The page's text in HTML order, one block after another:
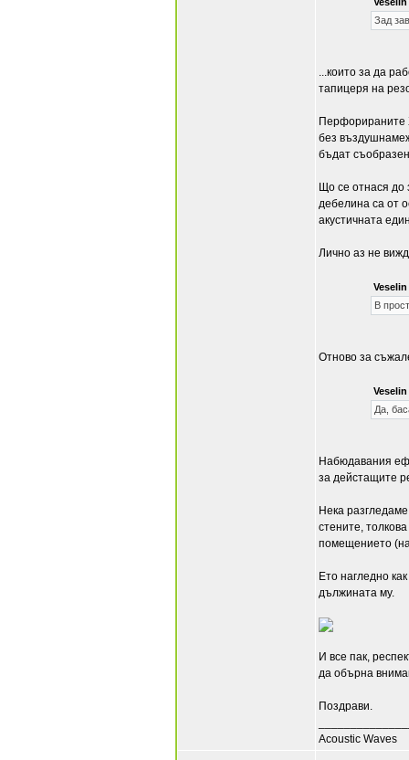
Зад
...които за да
тапицеря на
Перфорираните
без
бъдат
Що се отнася до
дебелина са от
акустичната
Лично аз не
В
Отново за
Да,
Набюдавания
за дейстащите
Нека
стените,
помещението
Ето нагледно
дължината му.
И все пак,
да обърна
Поздрави.
Acoustic Waves